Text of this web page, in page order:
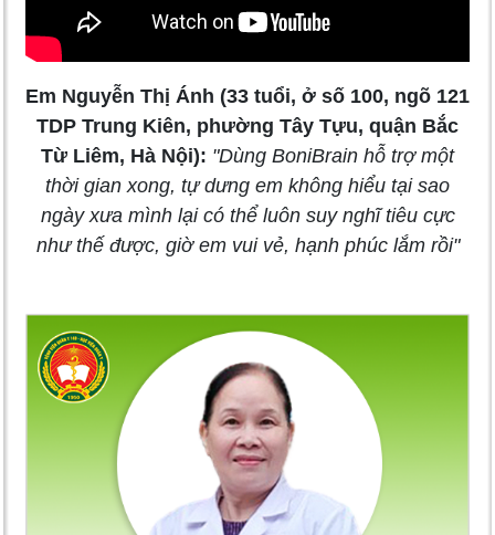
Em Nguyễn Thị Ánh (33 tuổi, ở số 100, ngõ 121
TDP Trung Kiên, phường Tây Tựu, quận Bắc
Từ Liêm, Hà Nội): "Dùng BoniBrain hỗ trợ một
thời gian xong, tự dưng em không hiểu tại sao
ngày xưa mình lại có thể luôn suy nghĩ tiêu cực
như thế được, giờ em vui vẻ, hạnh phúc lắm rồi"